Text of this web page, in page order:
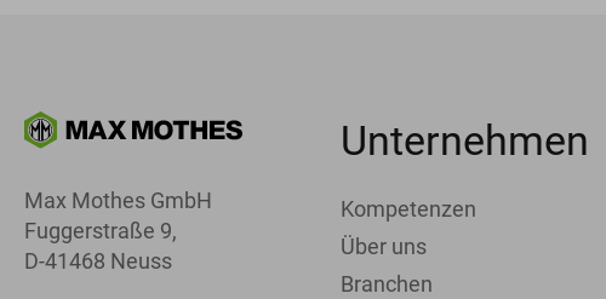
Max Mothes GmbH
Fuggerstraße 9,
D-41468 Neuss
Unternehmen
Kompetenzen
Über uns
Branchen